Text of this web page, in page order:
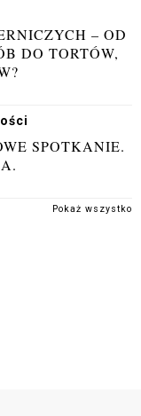
– OD
DO TORTÓW,
SPOTKANIE.
Pokaż wszystko